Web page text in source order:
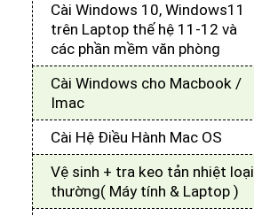
Cài Windows 10, Windows11
trên Laptop thế hệ 11-12 và
các phần mềm văn phòng
Cài Windows cho Macbook /
Imac
Cài Hệ Điều Hành Mac OS
Vệ sinh + tra keo tản nhiệt loại
thường( Máy tính & Laptop )